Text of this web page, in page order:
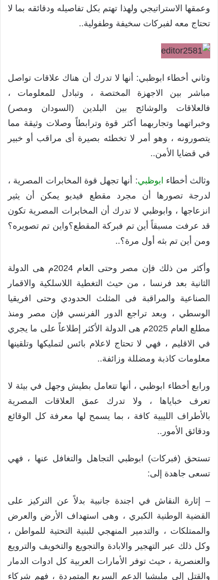
وعمقها الاستراتيجي ولهذا تهتم بكل تفاصيله ودقائقه بما لا
تحتاج معه لفبركات سخيفة وطفولية..
وثاني أخطاء ابوظبي: أنها لا تدرك أن هناك علاقات تواصل
مباشر بين الاجهزة المختصة ، وتبادل للمعلومات ،
فالعلاقات والوشائج بين البلدين (السودان ومصر)
وخبراتهما وتجاربهما أكثر قوة وترابطاً وصلات وثيقة مما
يتصورونه ، وهو أمر لا تخطئه بصيرة أى مراقب أو خبير
في قضايا الأمن..
وثالث أخطاء ابوظبي: أنها تجهل قوة المخابرات المصرية ،
لدرجة تصورها أن مجرد مقطع فيديو يمكن أن يثير
انزعاجها ، وابوظبي لا تدرك أن المخابرات المصرية تكون
قد عرفت مسبقاً أين تم فبركة المقطع؟واين تم تصويره؟
ومن أين تم بثه أول مرة؟..
وأكثر من ذلك فإن مصر وحتى العام 2024م هى الدولة
الثانية بعد فرنسا ، من حيث التغطية اللاسلكية والاقمار
الصناعية والمراقبة فى المثلث الحدودي وحتى افريقيا
الوسطي ، وبعد تراجع الدور الفرنسي فإن مصر ومنذ
مطلع العام 2025م هى الدولة الأكثر إطلاعاً على ما يجري
في الاقليم ، فهي لا تحتاج لاعلام بائس لتمليكها وتلقينها
معلومات كاذبة ومضللة وزائفة..
ورابع أخطاء ابوظبي ، أنها تتعامل بطيش وجهل في بيئة لا
تعرف خباياها ، ولا تدرك عمق العلاقات المصرية
بالأطراف الليبية كافة ، بما يسمح لها معرفة كل الوقائع
ودقائق الأمور..
تستحق (فبركات) ابوظبي التجاهل والتغافل عنها ، فهي
تسعى جاهدة إلى:
– إثارة النقاش في اجندة جانبية بدلاً عن التركيز على
القضية الوطنية الكبري ، وهى استهداف الأرض والعرض
والممتلكات ، والتدمير المنهجي للبنية التحتية للمواطن ،
وكل ذلك عبر التهجير والابادة والتجويع والتخويف والترويع
والعنصرية ، حيث توفر الأمارات العربية كل ادوات الدمار
والقتل إلى مليشيا الدعم السريع المتمردة ، فهم شركاء